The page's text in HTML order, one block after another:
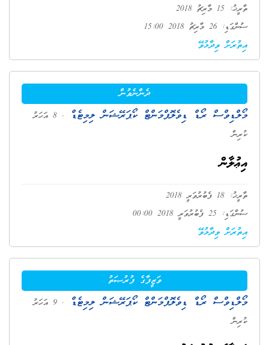
ތާރީޚު: 15 މާރިޗު 2018
ސުންގަޑި: 26 މާރިޗު 2018 15:00
އިތުރަށް ވިދާޅުވޭ
ދެންނެވުން
މޯލްޑިވްސް ރޯޑް ޑިވެލޮޕްމަންޓް ކޯޕަރޭޝަން ލިމިޓެޑް
. 8 އަހަރު
ކުރިން
އިޢުލާން
ތާރީޚު: 18 ފެބުރުވަރީ 2018
ސުންގަޑި: 25 ފެބުރުވަރީ 2018 00:00
އިތުރަށް ވިދާޅުވޭ
ވަޒީފާގެ ފުރުޞަތު
މޯލްޑިވްސް ރޯޑް ޑިވެލޮޕްމަންޓް ކޯޕަރޭޝަން ލިމިޓެޑް
. 9 އަހަރު
ކުރިން